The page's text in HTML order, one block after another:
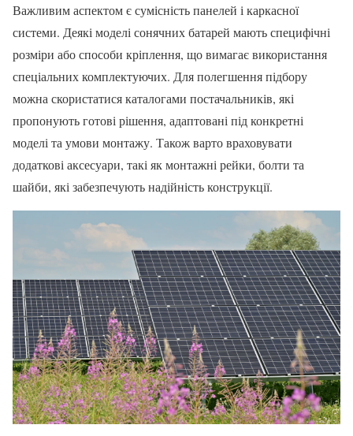
Важливим аспектом є сумісність панелей і каркасної
системи. Деякі моделі сонячних батарей мають специфічні
розміри або способи кріплення, що вимагає використання
спеціальних комплектуючих. Для полегшення підбору
можна скористатися каталогами постачальників, які
пропонують готові рішення, адаптовані під конкретні
моделі та умови монтажу. Також варто враховувати
додаткові аксесуари, такі як монтажні рейки, болти та
шайби, які забезпечують надійність конструкції.